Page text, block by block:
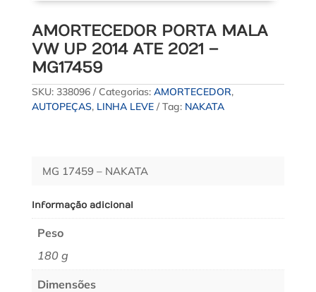
AMORTECEDOR PORTA MALA
VW UP 2014 ATE 2021 –
MG17459
SKU: 338096 Categorias: AMORTECEDOR,
AUTOPEÇAS, LINHA LEVE Tag: NAKATA
MG 17459 – NAKATA
Informação adicional
Peso
180 g
Dimensões